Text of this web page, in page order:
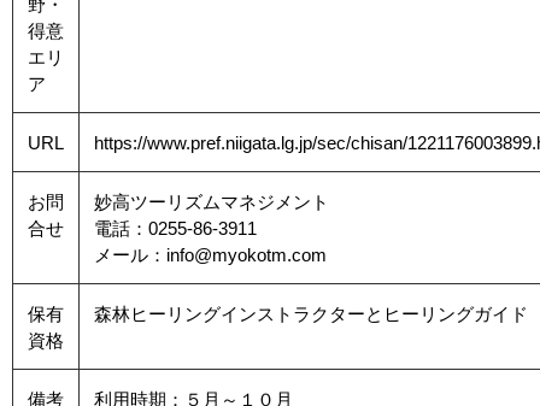
野・
得意
エリ
ア
URL https://www.pref.niigata.lg.jp/sec/chisan/
お問
合せ
妙高ツーリズムマネジメント
電話：0255-86-3911
メール：info@myokotm.com
保有
資格
森林ヒーリングインストラクターとヒーリングガイド
備考 利用時期：５月～１０月